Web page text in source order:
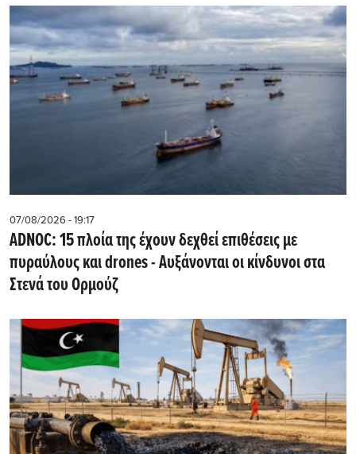
07/08/2026 - 19:17
ADNOC: 15 πλοία της έχουν δεχθεί επιθέσεις με
πυραύλους και drones - Aυξάνονται οι κίνδυνοι στα
Στενά του Ορμούζ